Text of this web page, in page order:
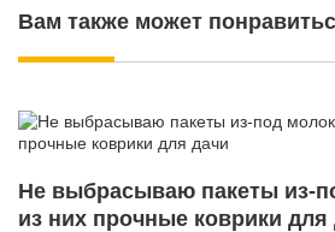
Вам также может
Не выбрасываю пакеты из-
из них прочные коврики для